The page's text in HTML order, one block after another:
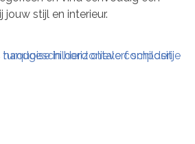
stijl en interieur.